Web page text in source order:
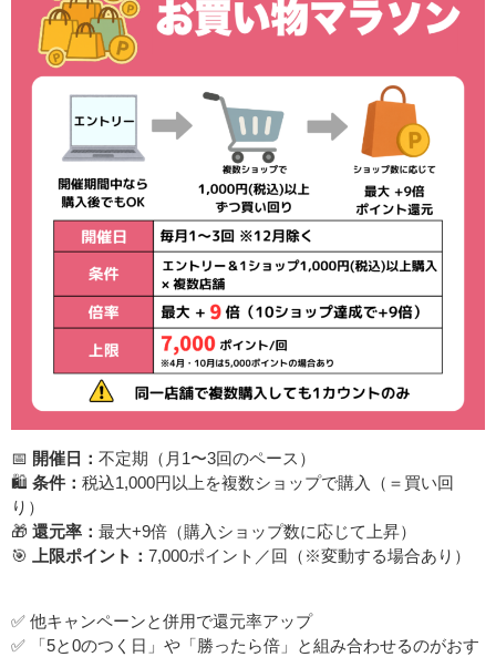
📅 開催日： 不定期（月1〜3回のペース）
🛍️ 条件： 税込1,000円以上を複数ショップで購入（＝買い回
り）
🎁 還元率： 最大+9倍（購入ショップ数に応じて上昇）
🎯
上限ポイント： 7,000ポイント／回（※変動する場合あり）
✅ 他キャンペーンと併用で還元率アップ
✅ 「5と0のつく日」や「勝ったら倍」と組み合わせるのがおす